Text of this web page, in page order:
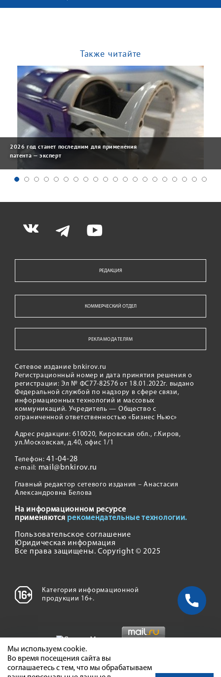
Также читайте
2026 год станет последним для применения
патента — эксперт
РЕДАКЦИЯ
КОММЕРЧЕСКИЙ ОТДЕЛ
РЕКЛАМОДАТЕЛЯМ
Сетевое издание bnkirov.ru
Регистрационный номер и дата принятия решения о
регистрации: Эл № ФС77-82576 от 18.01.2022г. выдано
Федеральной службой по надзору в сфере связи,
информационных технологий и массовых
коммуникаций. Учредитель — Общество с
ограниченной ответственностью «Бизнес Ньюс»
Адрес редакции: 610020, Кировская обл., г.Киров,
ул.Московская, д.40, офис 1/1
Телефон:41-04-28
e-mail: mail@bnkirov.ru
Главный редактор сетевого издания – Анастасия
Александровна Белова
На информационном ресурсе
применяются рекомендательные технологии.
Пользовательское соглашение
Юридическая информация
Все права защищены. Copyright © 2025
Категория информационной
продукции 16+.
Мы используем cookie.
Во время посещения сайта вы
соглашаетесь с тем, что мы обрабатываем